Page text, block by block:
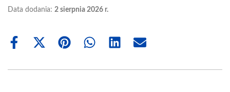
Data dodania: 2 sierpnia 2026 r.
Share
Share
(Twitter)
Share Share Share Share